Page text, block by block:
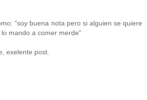
"soy buena nota pero si alguien se quiere
mando a comer merde"
exelente post.